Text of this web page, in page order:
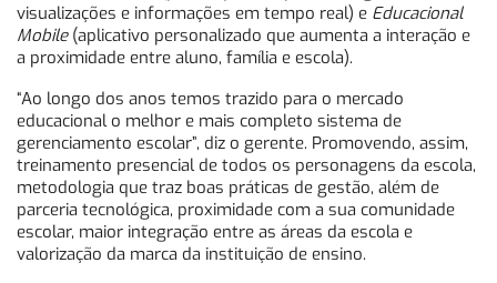
visualizações e informações em tempo real) e Educacional
Mobile(aplicativo personalizado que aumenta a interação e
a proximidade entre aluno, família e escola).
“Ao longo dos anos temos trazido para o mercado
educacional o melhor e mais completo sistema de
gerenciamento escolar”, diz o gerente. Promovendo, assim,
treinamento presencial de todos os personagens da escola,
metodologia que traz boas práticas de gestão, além de
parceria tecnológica, proximidade com a sua comunidade
escolar, maior integração entre as áreas da escola e
valorização da marca da instituição de ensino.